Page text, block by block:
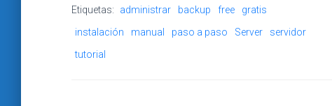
Etiquetas: administrar backup free
gratis
instalación
manual paso a paso Server
servidor
tutorial